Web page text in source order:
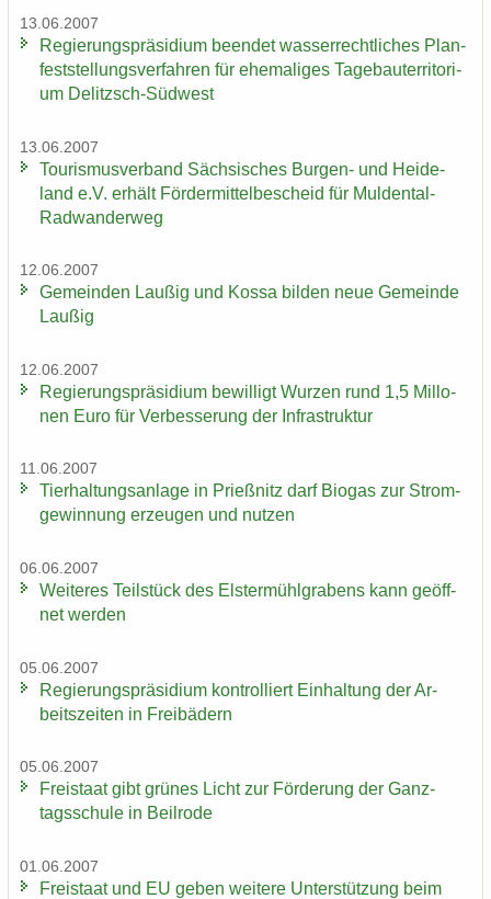
13.06.2007
Re­gie­rungs­prä­si­di­um be­en­det was­ser­recht­li­ches Plan­
fest­stel­lungs­ver­fah­ren für ehe­ma­li­ges Ta­ge­bau­ter­ri­to­ri­
um Delitzsch-​Südwest
13.06.2007
Tou­ris­mus­ver­band Säch­si­sches Burgen-​ und Hei­de­
land e.V. er­hält För­der­mit­tel­be­scheid für Muldental-​
Radwanderweg
12.06.2007
Ge­mein­den Lau­ßig und Kossa bil­den neue Ge­mein­de
Lau­ßig
12.06.2007
Re­gie­rungs­prä­si­di­um be­wil­ligt Wur­zen rund 1,5 Mil­lo­
nen Euro für Ver­bes­se­rung der In­fra­struk­tur
11.06.2007
Tier­hal­tungs­an­la­ge in Prieß­nitz darf Bio­gas zur Strom­
ge­win­nung er­zeu­gen und nut­zen
06.06.2007
Wei­te­res Teil­stück des Els­ter­mühl­gra­bens kann ge­öff­
net wer­den
05.06.2007
Re­gie­rungs­prä­si­di­um kon­trol­liert Ein­hal­tung der Ar­
beits­zei­ten in Frei­bä­dern
05.06.2007
Frei­staat gibt grü­nes Licht zur För­de­rung der Ganz­
tags­schu­le in Beil­ro­de
01.06.2007
Frei­staat und EU geben wei­te­re Un­ter­stüt­zung beim